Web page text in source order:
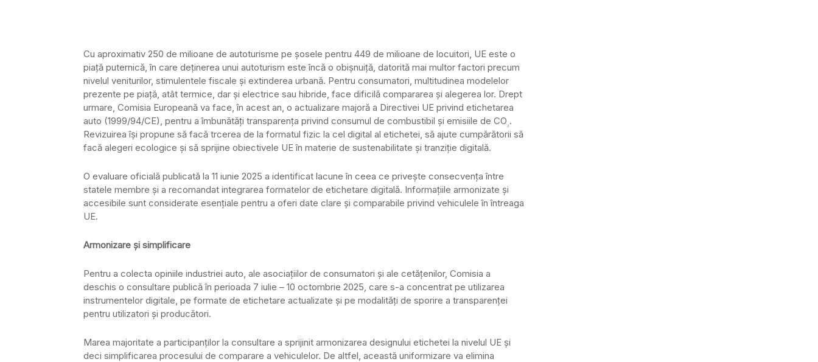
Cu aproximativ 250 de milioane de autoturisme pe șosele pentru 449 de milioane de locuitori, UE este o
piață puternică, în care deținerea unui autoturism este încă o obișnuiță, datorită mai multor factori precum
nivelul veniturilor, stimulentele fiscale și extinderea urbană. Pentru consumatori, multitudinea modelelor
prezente pe piață, atât termice, dar și electrice sau hibride, face dificilă compararea și alegerea lor. Drept
urmare, Comisia Europeană va face, în acest an, o actualizare majoră a Directivei UE privind etichetarea
auto (1999/94/CE), pentru a îmbunătăți transparența privind consumul de combustibil și emisiile de CO₂.
Revizuirea își propune să facă trcerea de la formatul fizic la cel digital al etichetei, să ajute cumpărătorii să
facă alegeri ecologice și să sprijine obiectivele UE în materie de sustenabilitate și tranziție digitală.
O evaluare oficială publicată la 11 iunie 2025 a identificat lacune în ceea ce privește consecvența între
statele membre și a recomandat integrarea formatelor de etichetare digitală. Informațiile armonizate și
accesibile sunt considerate esențiale pentru a oferi date clare și comparabile privind vehiculele în întreaga
UE.
Armonizare și simplificare
Pentru a colecta opiniile industriei auto, ale asociațiilor de consumatori și ale cetățenilor, Comisia a
deschis o consultare publică în perioada 7 iulie – 10 octombrie 2025, care s-a concentrat pe utilizarea
instrumentelor digitale, pe formate de etichetare actualizate și pe modalități de sporire a transparenței
pentru utilizatori și producători.
Marea majoritate a participanților la consultare a sprijinit armonizarea designului etichetei la nivelul UE și
deci simplificarea procesului de comparare a vehiculelor. De altfel, această uniformizare va elimina